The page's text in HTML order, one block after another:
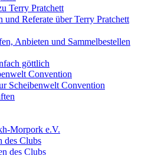
Terry Pratchett
Referate über Terry Pratchett
Anbieten und Sammelbestellen
göttlich
Convention
Scheibenwelt Convention
Morpork e.V.
Clubs
des Clubs